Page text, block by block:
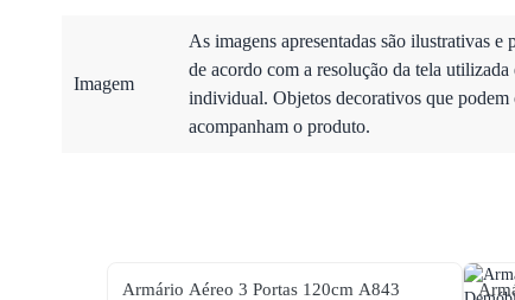
Imagem
As imagens apresentadas são ilustrativas
de acordo com a resolução da tela
individual. Objetos decorativos que
acompanham o produto.
Armário Aéreo 3 Portas 120cm A843